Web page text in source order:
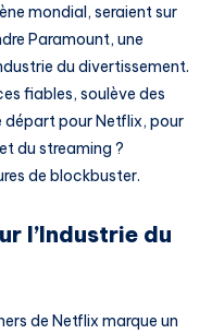
mondial, seraient sur
Paramount, une
du divertissement.
fiables, soulève des
départ pour Netflix, pour
du streaming ?
de blockbuster.
l’Industrie du
de Netflix marque un